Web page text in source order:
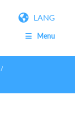
LANG
Menu
/